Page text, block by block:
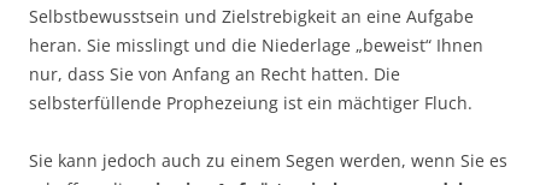
Selbstbewusstsein und Zielstrebigkeit an eine Aufgabe
heran. Sie misslingt und die Niederlage „beweist“ Ihnen
nur, dass Sie von Anfang an Recht hatten. Die
selbsterfüllende Prophezeiung ist ein mächtiger Fluch.
Sie kann jedoch auch zu einem Segen werden, wenn Sie es